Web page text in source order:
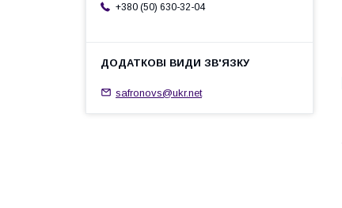
+380 (50) 630-32-04
safronovs@ukr.net